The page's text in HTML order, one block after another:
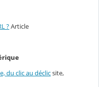
?Article
du clic au déclicsite,